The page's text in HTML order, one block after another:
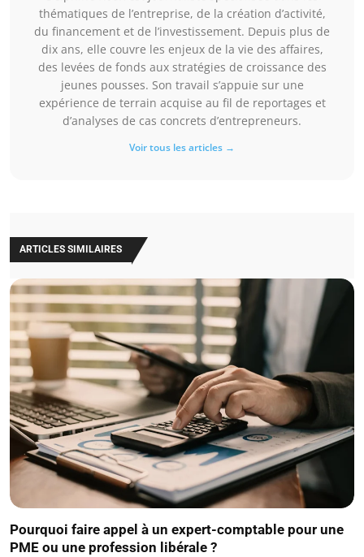
thématiques de l’entreprise, de la création d’activité,
du financement et de l’investissement. Depuis plus de
dix ans, elle couvre les enjeux de la vie des affaires,
des levées de fonds aux stratégies de croissance des
jeunes pousses. Son travail s’appuie sur une
expérience de terrain acquise au fil de reportages et
d’analyses de cas concrets d’entrepreneurs.
Voir tous les articles →
ARTICLES SIMILAIRES
Pourquoi faire appel à un expert-comptable pour une
PME ou une profession libérale ?